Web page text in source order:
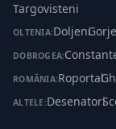
Targovisteni
OLTENIA:Doljeni·
DOBROGEA:
ROMÂNIA:Roportal·
ALTELE:Desenatori·